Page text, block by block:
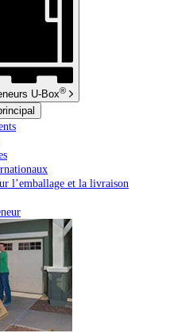
U-Box®
l’emballage et la livraison